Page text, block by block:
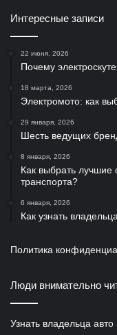
Интересные записи
22 июня, 2026
Почему
18 марта, 2026
Электромото: как
29 января, 2026
Шесть ведущих
8 января, 2026
Как выбрать
транспорта?
6 января, 2026
Как узнать
Политика
Люди внимательно
Узнать владельца